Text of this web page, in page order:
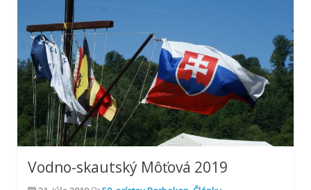
Vodno-skautský Môťová 2019